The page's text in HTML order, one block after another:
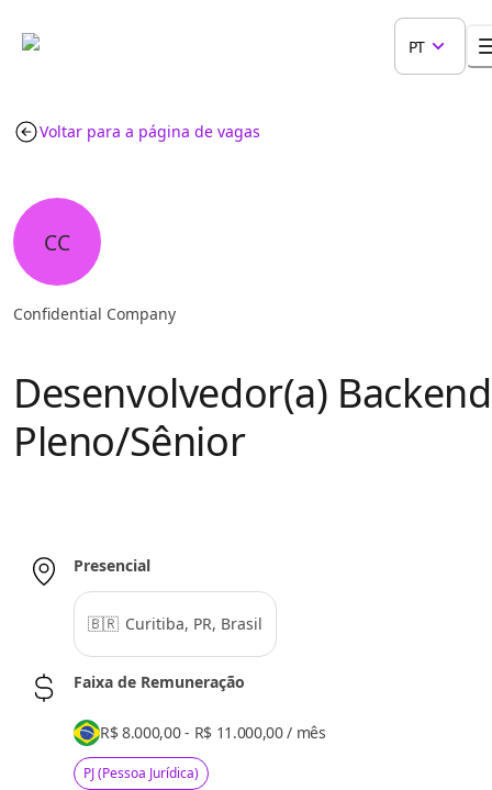
PT
Voltar para a página de vagas
CC
Confidential Company
Desenvolvedor(a) Backend
Pleno/Sênior
Presencial
🇧🇷 Curitiba, PR, Brasil
Faixa de Remuneração
R$ 8.000,00 - R$ 11.000,00/ mês
PJ (Pessoa Jurídica)